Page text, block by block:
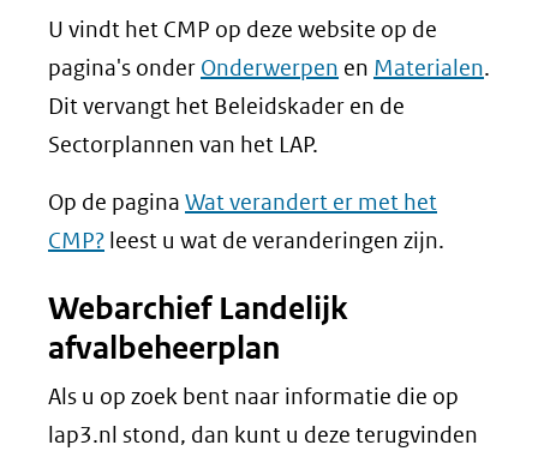
U vindt het CMP op deze website op de
pagina's onder Onderwerpen en Materialen.
Dit vervangt het Beleidskader en de
Sectorplannen van het LAP.
Op de pagina Wat verandert er met het
CMP? leest u wat de veranderingen zijn.
Webarchief Landelijk
afvalbeheerplan
Als u op zoek bent naar informatie die op
lap3.nl stond, dan kunt u deze terugvinden